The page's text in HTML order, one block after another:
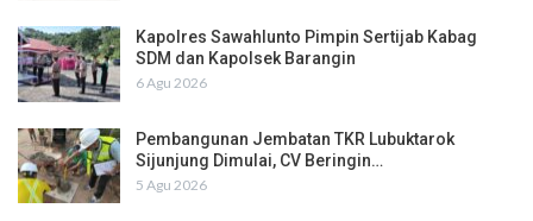
Kapolres Sawahlunto Pimpin Sertijab Kabag
SDM dan Kapolsek Barangin
6 Agu 2026
Pembangunan Jembatan TKR Lubuktarok
Sijunjung Dimulai, CV Beringin…
5 Agu 2026